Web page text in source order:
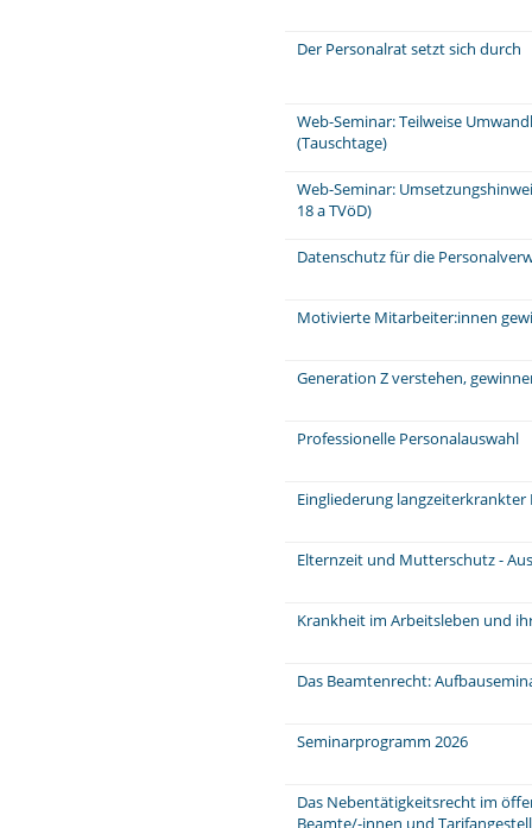
Der Personalrat setzt sich durch
Web-Seminar: Teilweise
(Tauschtage)
Web-Seminar:
18 a TVöD)
Datenschutz für die
Motivierte Mitarbeiter:innen
Generation Z verstehen,
Professionelle Personalauswahl
Eingliederung
Elternzeit und Mutterschutz -
Krankheit im Arbeitsleben und
Das Beamtenrecht:
Seminarprogramm 2026
Das Nebentätigkeitsrecht im
Beamte/-innen und